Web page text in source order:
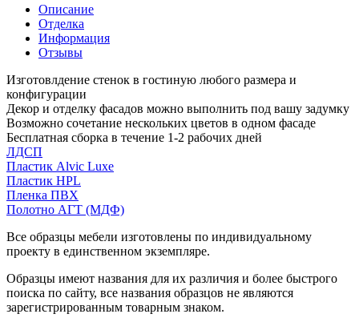
Описание
Отделка
Информация
Отзывы
Изготовлдение стенок в гостиную любого размера и
конфигурации
Декор и отделку фасадов можно выполнить под вашу задумку
Возможно сочетание нескольких цветов в одном фасаде
Бесплатная сборка в течение 1-2 рабочих дней
ЛДСП
Пластик Alvic Luxe
Пластик HPL
Пленка ПВХ
Полотно АГТ (МДФ)
Все образцы мебели изготовлены по индивидуальному
проекту в единственном экземпляре.
Образцы имеют названия для их различия и более быстрого
поиска по сайту, все названия образцов не являются
зарегистрированным товарным знаком.